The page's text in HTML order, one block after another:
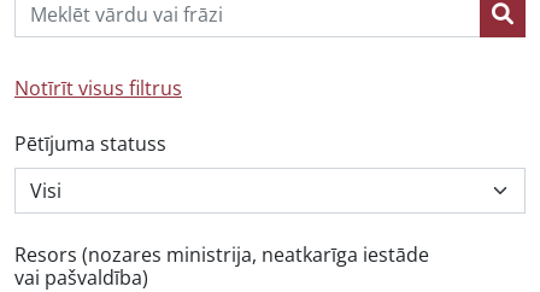
Notīrīt visus filtrus
Pētījuma statuss
Resors (nozares ministrija, neatkarīga iestāde
vai pašvaldība)